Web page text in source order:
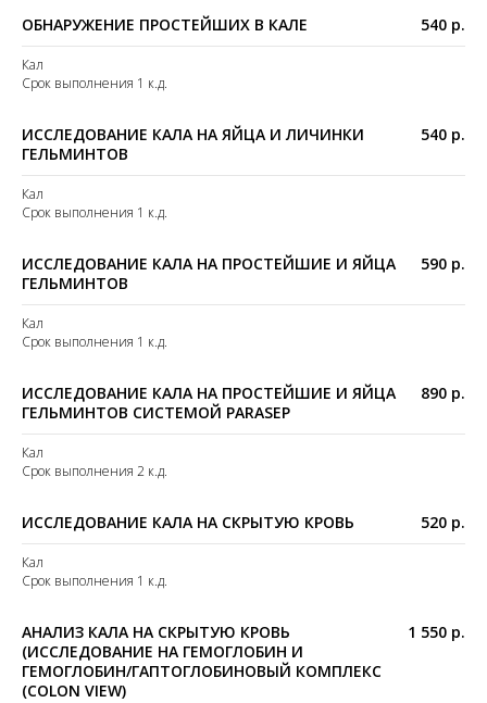
ОБНАРУЖЕНИЕ ПРОСТЕЙШИХ В КАЛЕ 540 р.
Кал
Срок выполнения 1 к.д.
ИССЛЕДОВАНИЕ КАЛА НА ЯЙЦА И ЛИЧИНКИ
ГЕЛЬМИНТОВ
540 р.
Кал
Срок выполнения 1 к.д.
ИССЛЕДОВАНИЕ КАЛА НА ПРОСТЕЙШИЕ И ЯЙЦА
ГЕЛЬМИНТОВ
590 р.
Кал
Срок выполнения 1 к.д.
ИССЛЕДОВАНИЕ КАЛА НА ПРОСТЕЙШИЕ И ЯЙЦА
ГЕЛЬМИНТОВ СИСТЕМОЙ PARASEP
890 р.
Кал
Срок выполнения 2 к.д.
ИССЛЕДОВАНИЕ КАЛА НА СКРЫТУЮ КРОВЬ 520 р.
Кал
Срок выполнения 1 к.д.
АНАЛИЗ КАЛА НА СКРЫТУЮ КРОВЬ
(ИССЛЕДОВАНИЕ НА ГЕМОГЛОБИН И
ГЕМОГЛОБИН/ГАПТОГЛОБИНОВЫЙ КОМПЛЕКС
(COLON VIEW)
1 550 р.